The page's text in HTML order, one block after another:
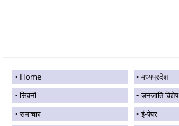
Home
मध्यप्रदेश
सिवनी
जनजाति विशेष
समाचार
ई-पेपर